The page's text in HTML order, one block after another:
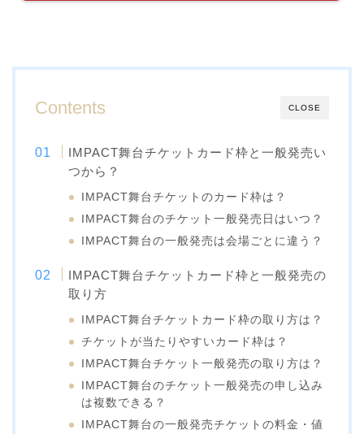
CLOSE
Contents
IMPACT舞台チケットカード枠と一般発売い
つから？
IMPACT舞台チケットのカード枠は？
IMPACT舞台のチケット一般発売日はいつ？
IMPACT舞台の一般発売は会場ごとに違う？
IMPACT舞台チケットカード枠と一般発売の
取り方
IMPACT舞台チケットカード枠の取り方は？
チケットが当たりやすいカード枠は？
IMPACT舞台チケット一般発売の取り方は？
IMPACT舞台のチケット一般発売の申し込み
は複数できる？
IMPACT舞台の一般発売チケットの料金・値